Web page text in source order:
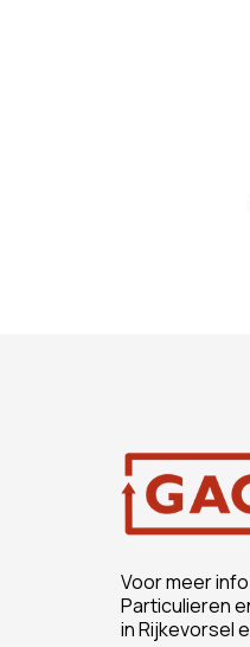
Voor meer
Particulieren
in Rijkevorsel